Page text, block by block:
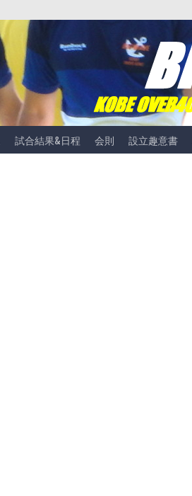
試合結果&日程 会則 設立趣意書